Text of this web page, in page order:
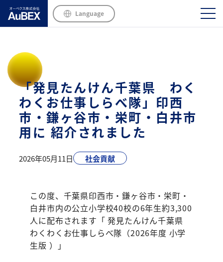
Language
「発見たんけん千葉県 わく
わくお仕事しらべ隊」印西
市・鎌ヶ谷市・栄町・白井市
用に 紹介されました
2026年05月11日 社会貢献
この度、千葉県印西市・鎌ヶ谷市・栄町・
白井市内の公立小学校40校の6年生約3,300
人に配布されます「 発見たんけん千葉県
わくわくお仕事しらべ隊（2026年度 小学
生版 ）」